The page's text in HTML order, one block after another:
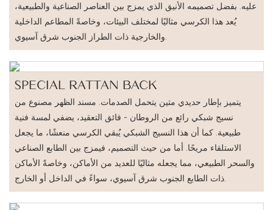
عليه. بفضل تصميمه الأنيق الذي يمزج بين العناصر الصناعية والطبيعية،
يُعد هذا الكرسي مثاليًا لمختلف البيئات، وخاصةً المطاعم الداخلية
SPECIAL RATTAN BACK
يتميز بإطار حديدي متين يتحمل الصدمات. مسند الظهر مصنوع من
نسيج شبكي رائع من الروطان - فائق التعقيد، يضفي لمسة فنية
طبيعية. كما أن هذا النسيج الشبكي يُبقي الكرسي منعشًا، ما يجعل
الاستلقاء مريحًا. أما من حيث التصميم، فيمزج بين الطابع الصناعي
والسحر الطبيعي، مما يجعله مثاليًا للعديد من الأماكن، وخاصةً الأماكن
ذات الطابع الجنوب شرق آسيوي، سواءً في الداخل أو الخارج.